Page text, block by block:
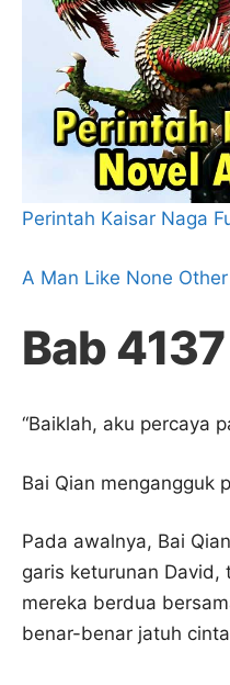
Perintah Kaisar Naga
A Man Like None Other
Bab 4137
“Baiklah, aku percaya
Bai Qian mengangguk
Pada awalnya, Bai
garis keturunan David,
mereka berdua
benar-benar jatuh